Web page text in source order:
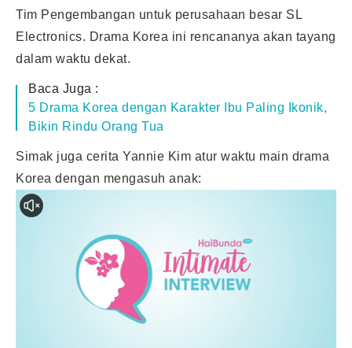
Tim Pengembangan untuk perusahaan besar SL
Electronics. Drama Korea ini rencananya akan tayang
dalam waktu dekat.
Baca Juga :
5 Drama Korea dengan Karakter Ibu Paling Ikonik,
Bikin Rindu Orang Tua
Simak juga cerita Yannie Kim atur waktu main drama
Korea dengan mengasuh anak: